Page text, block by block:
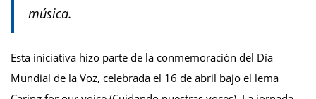
música.
Esta iniciativa hizo parte de la conmemoración del Día
Mundial de la Voz, celebrada el 16 de abril bajo el lema